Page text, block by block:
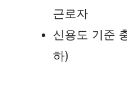
근로자
신용도 기준
하)